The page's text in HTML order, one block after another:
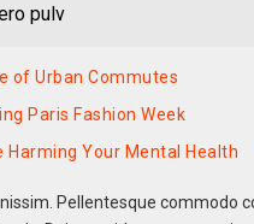
pulv
of Urban Commutes
Paris Fashion Week
Harming Your Mental Health
Pellentesque commodo